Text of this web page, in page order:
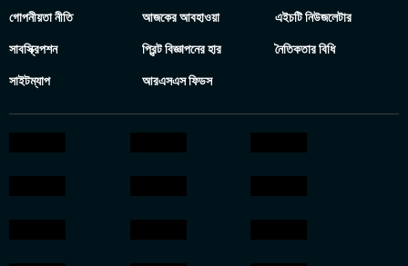
গোপনীয়তা নীতি আজকের আবহাওয়া এইচটি নিউজলেটার
সাবস্ক্রিপশন প্রিন্ট বিজ্ঞাপনের হার নৈতিকতার বিধি
সাইটম্যাপ আরএসএস ফিডস